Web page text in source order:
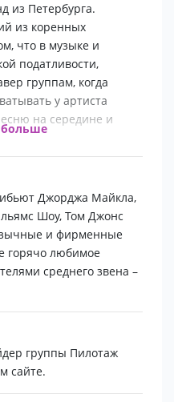
из Петербурга.
из коренных
что в музыке и
податливости,
группам, когда
у артиста
на середине и
зала.
что на сцене
достоинства и
больше
Джорджа Майкла,
Шоу, Том Джонс
и фирменные
горячо любимое
среднего звена –
группы Пилотаж
сайте.